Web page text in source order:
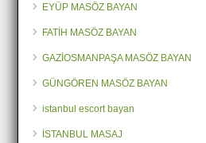
EYÜP MASÖZ BAYAN
FATİH MASÖZ BAYAN
GAZİOSMANPAŞA MASÖZ BAYAN
GÜNGÖREN MASÖZ BAYAN
istanbul escort bayan
İSTANBUL MASAJ